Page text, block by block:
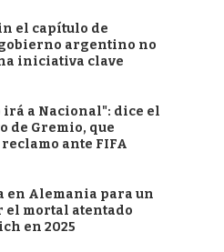
el capítulo de
argentino no
iniciativa clave
a Nacional": dice el
de Gremio, que
ante FIFA
en Alemania para un
el mortal atentado
en 2025